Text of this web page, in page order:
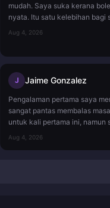
mudah. Saya suka kerana
nyata. Itu satu kelebihan bagi
Aug 4, 2026
J Jaime Gonzalez
Pengalaman pertama saya
sangat pantas membalas
untuk kali pertama ini, namun
Aug 4, 2026